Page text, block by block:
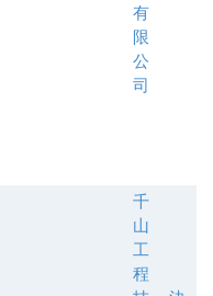
有
限
公
司
千
山
工
程